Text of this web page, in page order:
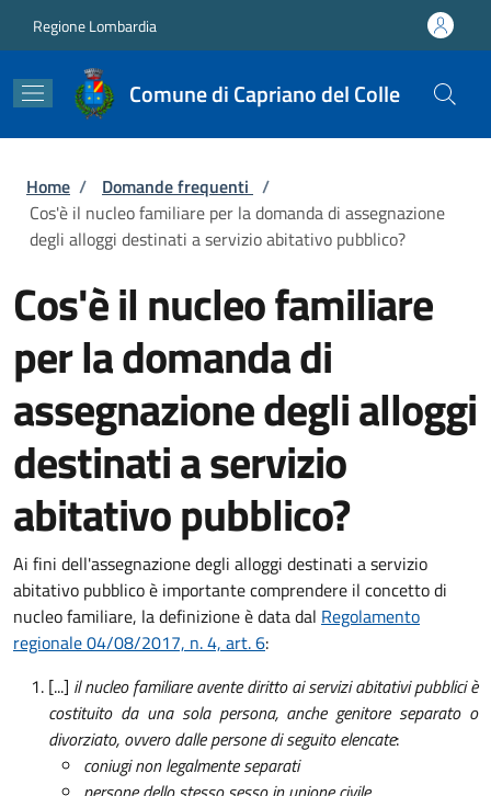
Regione Lombardia
Comune di Capriano del Colle
Briciole di pane
Home / Domande frequenti /
Cos'è il nucleo familiare per la domanda di assegnazione
degli alloggi destinati a servizio abitativo pubblico?
Cos'è il nucleo familiare
per la domanda di
assegnazione degli alloggi
destinati a servizio
abitativo pubblico?
Ai fini dell'assegnazione degli alloggi destinati a servizio
abitativo pubblico è importante comprendere il concetto di
nucleo familiare, la definizione è data dal Regolamento
regionale 04/08/2017, n. 4, art. 6:
[...] il nucleo familiare avente diritto ai servizi abitativi pubblici è
costituito da una sola persona, anche genitore separato o
divorziato, ovvero dalle persone di seguito elencate:
coniugi non legalmente separati